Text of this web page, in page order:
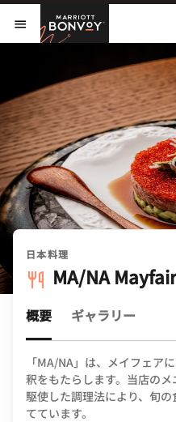
Skip to Content
メニューを開く
Marriott
日本料理
MA/NA Mayfair
概要 ギャラリー
「MA/NA」は、メイフェア
釈をもたらします。当店の
駆使した調理法により、旬
てています。